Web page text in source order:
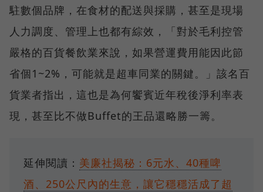
駐數個品牌，在食材的配送與採購，甚至是現場
人力調度、管理上也都有綜效，「對於毛利控管
嚴格的百貨餐飲業來說，如果營運費用能因此節
省個1~2%，可能就是超車同業的關鍵。」該名百
貨業者指出，這也是為何饗賓近年稅後淨利率表
現，甚至比不做Buffet的王品還略勝一籌。
延伸閱讀： 美廉社揭秘：6元水、40種啤
酒、250公尺內的生意，讓它穩穩活成了超